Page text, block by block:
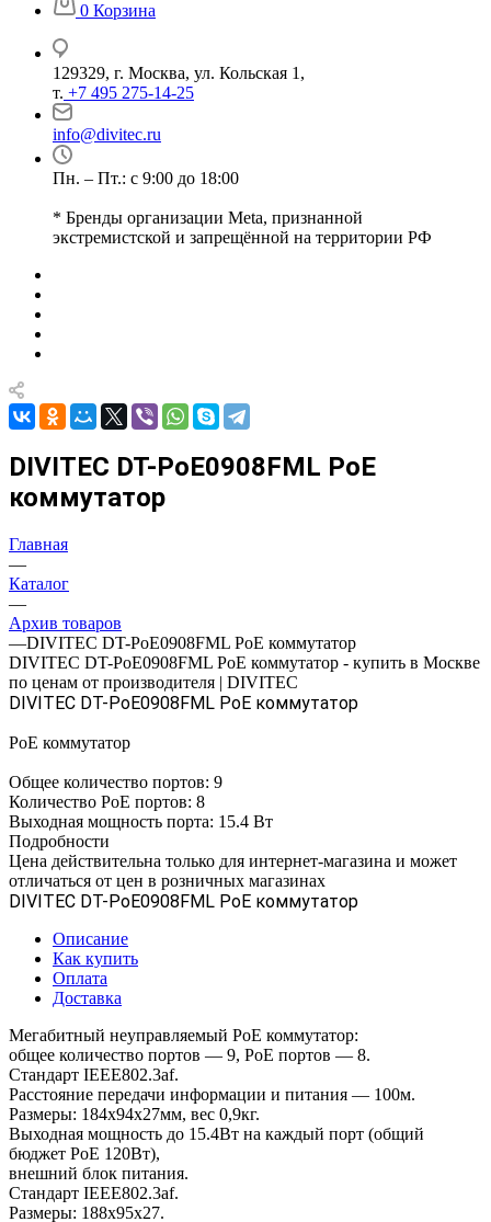
0 Корзина
129329, г. Москва, ул. Кольская 1,
т. +7 495 275-14-25
info@divitec.ru
Пн. – Пт.: с 9:00 до 18:00
* Бренды организации Meta, признанной
экстремистской и запрещённой на территории РФ
DIVITEC DT-PoE0908FML PoE
коммутатор
Главная
—
Каталог
—
Архив товаров
—DIVITEC DT-PoE0908FML PoE коммутатор
DIVITEC DT-PoE0908FML PoE коммутатор - купить в Москве
по ценам от производителя | DIVITEC
DIVITEC DT-PoE0908FML PoE коммутатор
PoE коммутатор
Общее количество портов: 9
Количество PoE портов: 8
Выходная мощность порта: 15.4 Вт
Подробности
Цена действительна только для интернет-магазина и может
отличаться от цен в розничных магазинах
DIVITEC DT-PoE0908FML PoE коммутатор
Описание
Как купить
Оплата
Доставка
Мегабитный неуправляемый PoE коммутатор:
общее количество портов — 9, PoE портов — 8.
Стандарт IEEE802.3af.
Расстояние передачи информации и питания — 100м.
Размеры: 184х94х27мм, вес 0,9кг.
Выходная мощность до 15.4Вт на каждый порт (общий
бюджет PoE 120Вт),
внешний блок питания.
Стандарт IEEE802.3af.
Размеры: 188х95х27.